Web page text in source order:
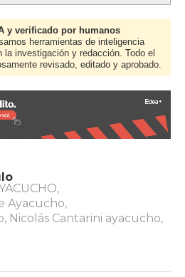
y verificado por humanos
herramientas de inteligencia
investigación y redacción. Todo el
revisado, editado y aprobado.
,
Ayacucho,
, Nicolás Cantarini ayacucho,